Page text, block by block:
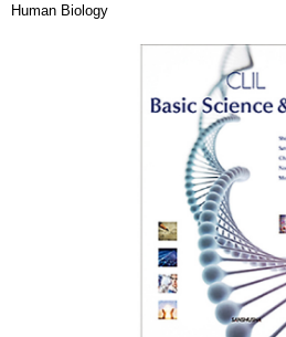
Human Biology